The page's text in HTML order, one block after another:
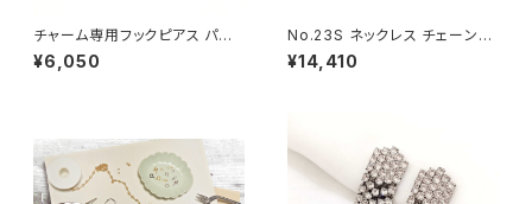
チャーム専用フックピアス パー
ル6ミリ
¥6,050
No.23S ネックレス チェーンの
み（70センチ+アジャスター）
¥14,410